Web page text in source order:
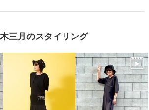
三月のスタイリング